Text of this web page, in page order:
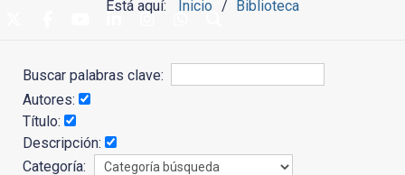
Está aquí: Inicio Biblioteca
Buscar palabras clave:
Autores:
Título:
Descripción:
Categoría: